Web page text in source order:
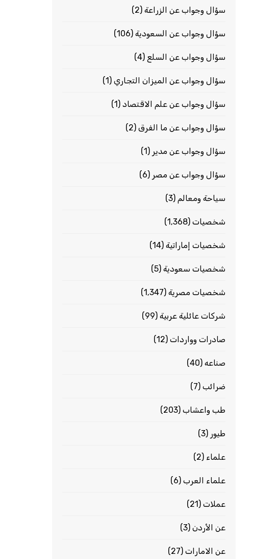
سؤال وجواب عن الزراعة (2)
سؤال وجواب عن السعودية (106)
سؤال وجواب عن السلع (4)
سؤال وجواب عن الميزان التجاري (1)
سؤال وجواب عن علم الاقتصاد (1)
سؤال وجواب عن ما الفرق (2)
سؤال وجواب عن مدير (1)
سؤال وجواب عن مصر (6)
سياحة ومعالم (3)
شخصيات (1٬368)
شخصيات إماراتية (14)
شخصيات سعودية (5)
شخصيات مصرية (1٬347)
شركات عائلية عربية (99)
صادرات وواردات (12)
صناعه (40)
ضرائب (7)
طب واعشاب (203)
طيور (3)
علماء (2)
علماء العرب (6)
عملات (21)
عن الأردن (3)
عن الامارات (27)